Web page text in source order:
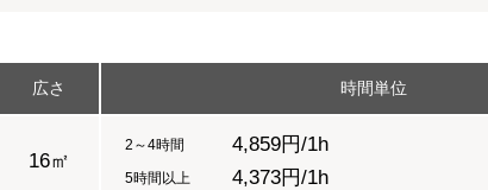
広さ 時間単位
16㎡
2～4時間 4,859円/1h
5時間以上 4,373円/1h